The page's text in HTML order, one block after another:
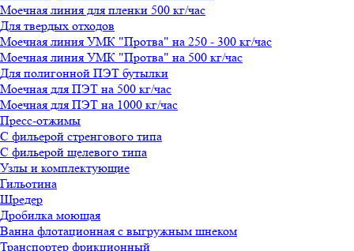
Моечная линия для пленки 500 кг/час
Для твердых отходов
Моечная линия УМК "Протва" на 250 - 300 кг/час
Моечная линия УМК "Протва" на 500 кг/час
Для полигонной ПЭТ бутылки
Моечная для ПЭТ на 500 кг/час
Моечная для ПЭТ на 1000 кг/час
Пресс-отжимы
С фильерой стренгового типа
С фильерой щелевого типа
Узлы и комплектующие
Гильотина
Шредер
Дробилка моющая
Ванна флотационная с выгружным шнеком
Транспортер фрикционный